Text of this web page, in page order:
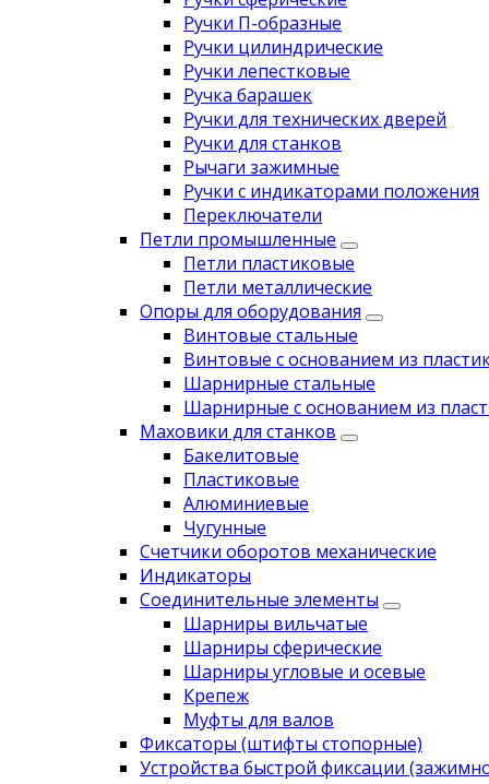
Ручки П-образные
Ручки цилиндрические
Ручки лепестковые
Ручка барашек
Ручки для технических дверей
Ручки для станков
Рычаги зажимные
Ручки с индикаторами положения
Переключатели
Петли промышленные
Петли пластиковые
Петли металлические
Опоры для оборудования
Винтовые стальные
Винтовые с основанием из
Шарнирные стальные
Шарнирные с основанием из
Маховики для станков
Бакелитовые
Пластиковые
Алюминиевые
Чугунные
Счетчики оборотов механические
Индикаторы
Соединительные элементы
Шарниры вильчатые
Шарниры сферические
Шарниры угловые и осевые
Крепеж
Муфты для валов
Фиксаторы (штифты стопорные)
Устройства быстрой фиксации